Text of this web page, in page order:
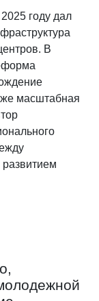
году дал
В
масштабная